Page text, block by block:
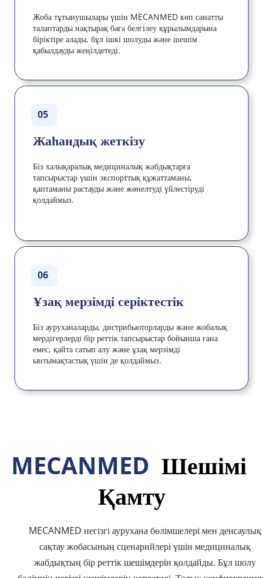
Жоба тұтынушылары үшін MECANMED көп санатты
талаптарды нақтырақ баға белгілеу құрылымдарына
біріктіре алады, бұл ішкі шолуды және шешім
қабылдауды жеңілдетеді.
05
Жаһандық жеткізу
Біз халықаралық медициналық жабдықтарға
тапсырыстар үшін экспорттық құжаттаманы,
қаптаманы растауды және жөнелтуді үйлестіруді
қолдаймыз.
06
Ұзақ мерзімді серіктестік
Біз ауруханаларды, дистрибьюторларды және жобалық
мердігерлерді бір реттік тапсырыстар бойынша ғана
емес, қайта сатып алу және ұзақ мерзімді
ынтымақтастық үшін де қолдаймыз.
MECANMED Шешімі
Қамту
MECANMED негізгі аурухана бөлімшелері мен денсаулық
сақтау жобасының сценарийлері үшін медициналық
жабдықтың бір реттік шешімдерін қолдайды. Бұл шолу